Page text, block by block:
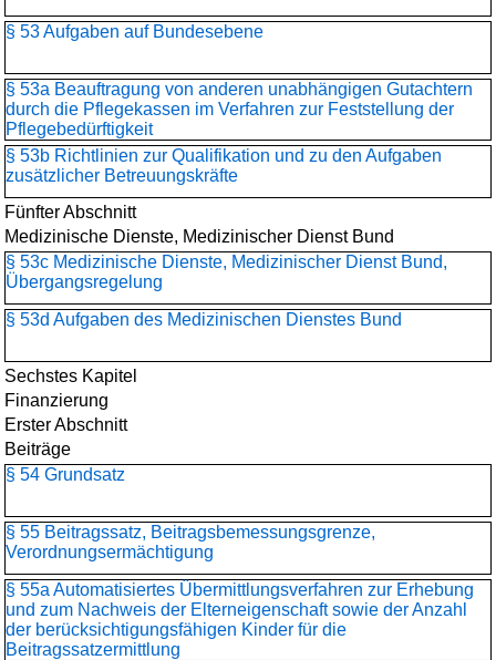
§ 53 Aufgaben auf Bundesebene
§ 53a Beauftragung von anderen unabhängigen Gutachtern
durch die Pflegekassen im Verfahren zur Feststellung der
Pflegebedürftigkeit
§ 53b Richtlinien zur Qualifikation und zu den Aufgaben
zusätzlicher Betreuungskräfte
Fünfter Abschnitt
Medizinische Dienste, Medizinischer Dienst Bund
§ 53c Medizinische Dienste, Medizinischer Dienst Bund,
Übergangsregelung
§ 53d Aufgaben des Medizinischen Dienstes Bund
Sechstes Kapitel
Finanzierung
Erster Abschnitt
Beiträge
§ 54 Grundsatz
§ 55 Beitragssatz, Beitragsbemessungsgrenze,
Verordnungsermächtigung
§ 55a Automatisiertes Übermittlungsverfahren zur Erhebung
und zum Nachweis der Elterneigenschaft sowie der Anzahl
der berücksichtigungsfähigen Kinder für die
Beitragssatzermittlung